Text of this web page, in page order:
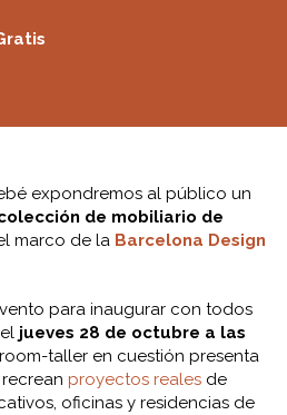
expondremos al público un
de mobiliario de
marco de la Barcelona Design
para inaugurar con todos
jueves 28 de octubre a las
taller en cuestión presenta
proyectos realesde
oficinas y residencias de